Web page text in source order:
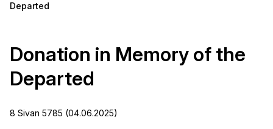
Departed
Donation in Memory of the
Departed
8 Sivan 5785 (04.06.2025)